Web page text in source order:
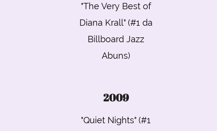
"The Very Best of
Diana Krall" (#1 da
Billboard Jazz
Abuns)
2009
"Quiet Nights" (#1